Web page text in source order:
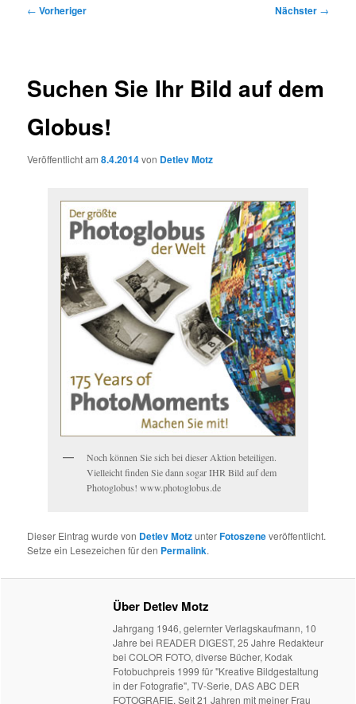
Beitragsnavigation
← Vorheriger Nächster →
Suchen Sie Ihr Bild auf dem
Globus!
Veröffentlicht am8.4.2014von Detlev Motz
Noch können Sie sich bei dieser Aktion beteiligen.
Vielleicht finden Sie dann sogar IHR Bild auf dem
Photoglobus! www.photoglobus.de
Dieser Eintrag wurde von Detlev MotzunterFotoszeneveröffentlicht.
Setze ein Lesezeichen für den Permalink.
Über Detlev Motz
Jahrgang 1946, gelernter Verlagskaufmann, 10
Jahre bei READER DIGEST, 25 Jahre Redakteur
bei COLOR FOTO, diverse Bücher, Kodak
Fotobuchpreis 1999 für "Kreative Bildgestaltung
in der Fotografie", TV-Serie, DAS ABC DER
FOTOGRAFIE. Seit 21 Jahren mit meiner Frau